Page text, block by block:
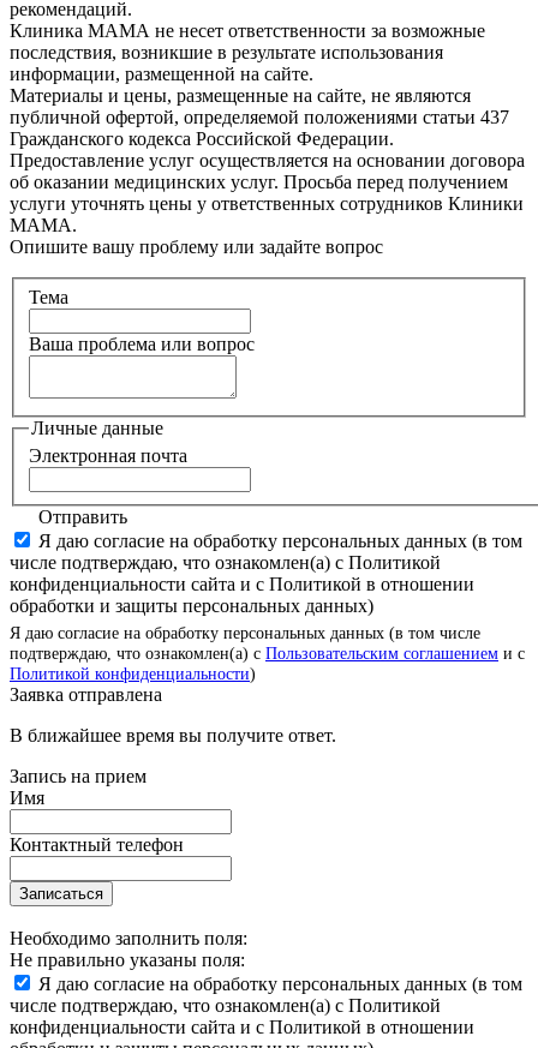
рекомендаций.
Клиника МАМА не несет ответственности за возможные
последствия, возникшие в результате использования
информации, размещенной на сайте.
Материалы и цены, размещенные на сайте, не являются
публичной офертой, определяемой положениями статьи 437
Гражданского кодекса Российской Федерации.
Предоставление услуг осуществляется на основании договора
об оказании медицинских услуг. Просьба перед получением
услуги уточнять цены у ответственных сотрудников Клиники
МАМА.
Опишите вашу проблему или задайте вопрос
Тема
Ваша проблема или вопрос
Личные данные
Электронная почта
Отправить
Я даю согласие на обработку персональных данных (в том
числе подтверждаю, что ознакомлен(а) с Политикой
конфиденциальности сайта и с Политикой в отношении
обработки и защиты персональных данных)
Я даю согласие на обработку персональных данных (в том числе
подтверждаю, что ознакомлен(а) с Пользовательским соглашением и с
Политикой конфиденциальности)
Заявка отправлена
В ближайшее время вы получите ответ.
Запись на прием
Имя
Контактный телефон
Записаться
Необходимо заполнить поля:
Не правильно указаны поля:
Я даю согласие на обработку персональных данных (в том
числе подтверждаю, что ознакомлен(а) с Политикой
конфиденциальности сайта и с Политикой в отношении